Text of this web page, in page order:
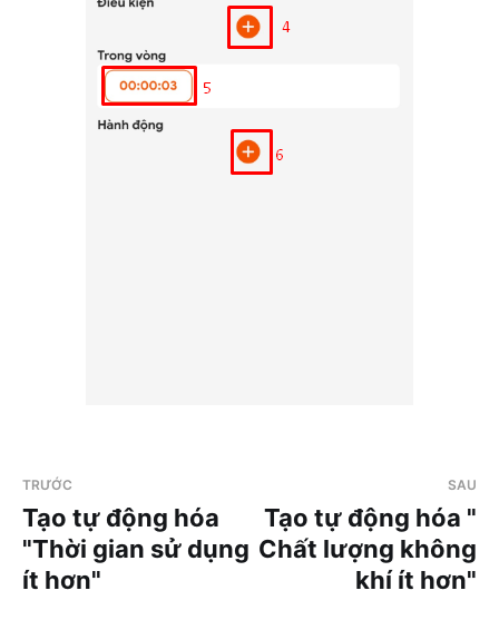
TRƯỚC
Tạo tự động hóa
"Thời gian sử dụng
ít hơn"
SAU
Tạo tự động hóa "
Chất lượng không
khí ít hơn"